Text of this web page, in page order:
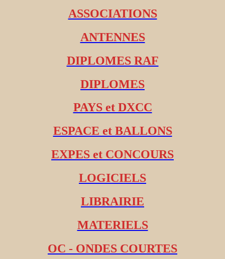
ASSOCIATIONS
ANTENNES
DIPLOMES RAF
DIPLOMES
PAYS et DXCC
ESPACE et BALLONS
EXPES et CONCOURS
LOGICIELS
LIBRAIRIE
MATERIELS
OC - ONDES COURTES